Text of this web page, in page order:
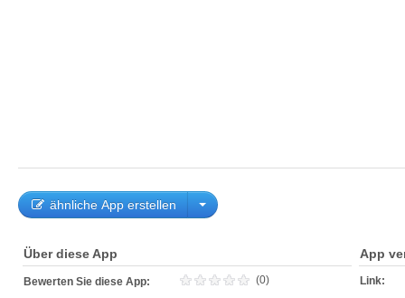
ähnliche App erstellen
Über diese App
Bewerten Sie diese App: (0)
App
Link: